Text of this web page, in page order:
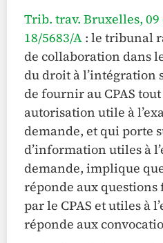
Trib. trav. Bruxelles, 09
18/5683/A : le tribunal
de collaboration dans
du droit à l’intégration
de fournir au CPAS
autorisation utile à
demande, et qui porte
d’information utiles à
demande, implique
réponde aux questions
par le CPAS et utiles à
réponde aux